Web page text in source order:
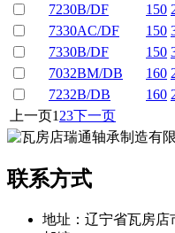
7230B/DF
150
7330AC/DF
150
7330B/DF
150
7032BM/DB
160
7232B/DB
160
上一页1 23下一页
联系方式
地址：辽宁省瓦房店